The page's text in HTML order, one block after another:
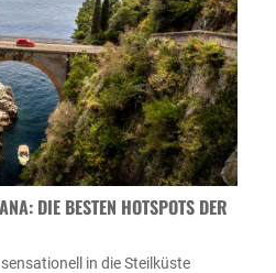
DIE BESTEN HOTSPOTS DER A
in die Steilküste